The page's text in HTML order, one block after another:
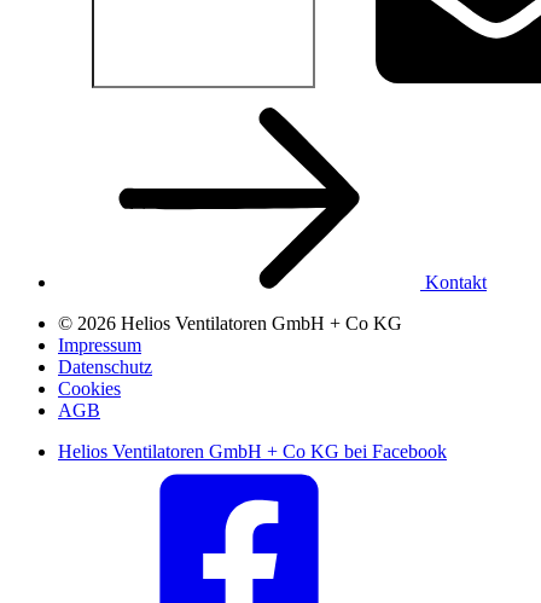
Kontakt
© 2026 Helios Ventilatoren GmbH + Co KG
Impressum
Datenschutz
Cookies
AGB
Helios Ventilatoren GmbH + Co KG bei Facebook